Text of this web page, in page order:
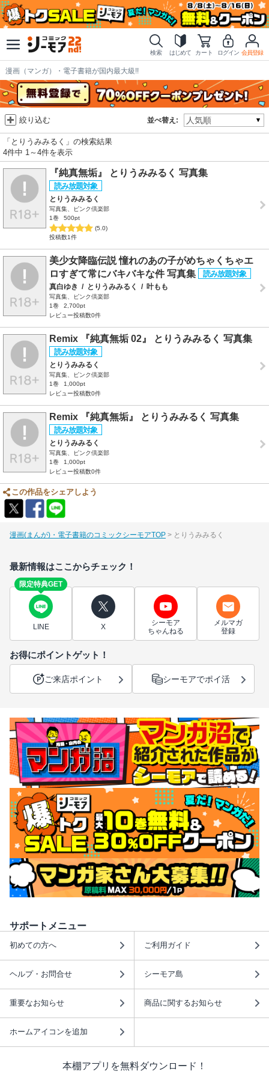
検索 はじめて カート ログイン 会員登録
漫画（マンガ）・電子書籍が国内最大級!!
並べ替え:
絞り込む
「とりうみみるく」の検索結果
4件中 1～4件を表示
『純真無垢』 とりうみみるく 写真集
とりうみみるく
写真集、ピンク倶楽部
1巻
500pt
(5.0)
投稿数1件
美少女降臨伝説 憧れのあの子がめちゃくちゃエ
ロすぎて常にバキバキな件 写真集
真白ゆき / とりうみみるく / 叶もも
写真集、ピンク倶楽部
1巻
2,700pt
レビュー投稿数0件
Remix 『純真無垢 02』 とりうみみるく 写真集
とりうみみるく
写真集、ピンク倶楽部
1巻
1,000pt
レビュー投稿数0件
Remix 『純真無垢』 とりうみみるく 写真集
とりうみみるく
写真集、ピンク倶楽部
1巻
1,000pt
レビュー投稿数0件
この作品をシェアしよう
漫画(まんが)・電子書籍のコミックシーモアTOP とりうみみるく
最新情報はここからチェック！
限定特典GET
LINE X
シーモア
ちゃんねる
メルマガ
登録
お得にポイントゲット！
ご来店ポイント シーモアでポイ活
サポートメニュー
初めての方へ ご利用ガイド
ヘルプ・お問合せ シーモア島
重要なお知らせ 商品に関するお知らせ
ホームアイコンを追加
本棚アプリを無料ダウンロード！